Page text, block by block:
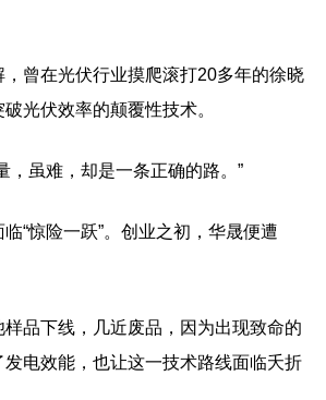
在光伏行业摸爬滚打20多年的徐晓
光伏效率的颠覆性技术。
虽难，却是一条正确的路。”
惊险一跃”。创业之初，华晟便遭
下线，几近废品，因为出现致命的
电效能，也让这一技术路线面临夭折